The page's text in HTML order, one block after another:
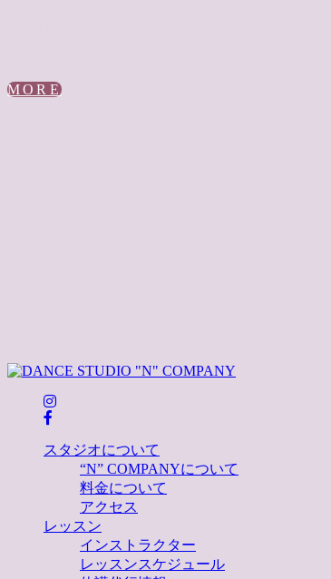
MORE
スタジオについて
“N” COMPANYについて
料金について
アクセス
レッスン
インストラクター
レッスンスケジュール